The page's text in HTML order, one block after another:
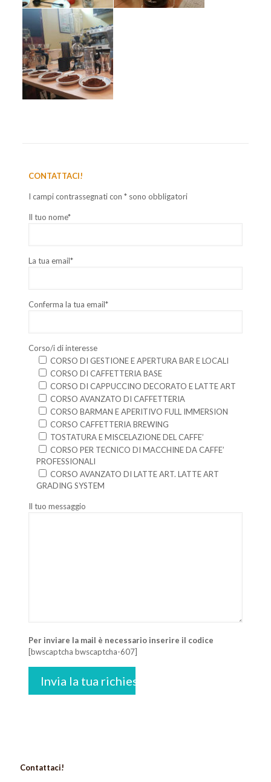
CONTATTACI!
I campi contrassegnati con * sono obbligatori
Il tuo nome*
La tua email*
Conferma la tua email*
Corso/i di interesse
CORSO DI GESTIONE E APERTURA BAR E LOCALI
CORSO DI CAFFETTERIA BASE
CORSO DI CAPPUCCINO DECORATO E LATTE ART
CORSO AVANZATO DI CAFFETTERIA
CORSO BARMAN E APERITIVO FULL IMMERSION
CORSO CAFFETTERIA BREWING
TOSTATURA E MISCELAZIONE DEL CAFFE’
CORSO PER TECNICO DI MACCHINE DA CAFFE’
PROFESSIONALI
CORSO AVANZATO DI LATTE ART. LATTE ART
GRADING SYSTEM
Il tuo messaggio
Per inviare la mail è necessario inserire il codice
[bwscaptcha bwscaptcha-607]
Contattaci!